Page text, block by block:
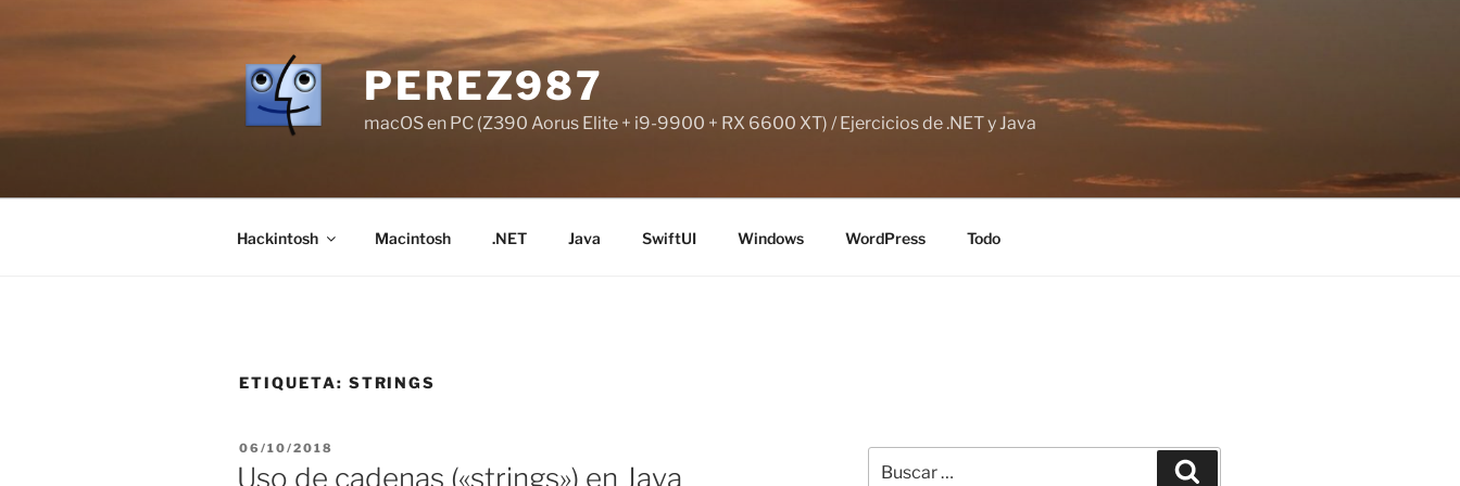
PEREZ987
macOS en PC (Z390 Aorus Elite + i9-9900 + RX 6600 XT) / Ejercicios de .NET y Java
Hackintosh Macintosh .NET Java SwiftUI Windows WordPress Todo
ETIQUETA: STRINGS
PUBLICADO
EL
06/10/2018
Uso de cadenas («strings») en Java
por: